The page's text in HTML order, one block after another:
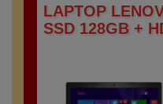
LAPTOP
SSD 128GB +